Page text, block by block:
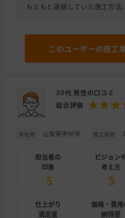
もともと連絡していた施工方法
このユーザーの施工
30代 男性の口コミ
総合評価
所在地 山梨県甲州市 施工内容
担当者の
印象
5
ビジョン
考え方
5
仕上がり
満足度
価格・費用
納得感